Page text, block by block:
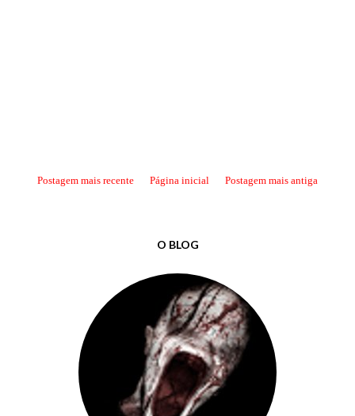
Postagem mais recente Postagem mais antiga
Página inicial
O BLOG